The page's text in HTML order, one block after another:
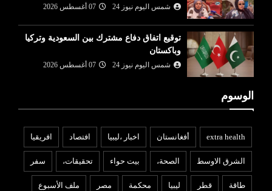
شمس اليوم نيوز 24 07 أغسطس 2026
توقيع اتفاق دفاع مشترك بين السعودية وتركيا
وباكستان
شمس اليوم نيوز 24 07 أغسطس 2026
الوسوم
extra health أفغانستان اخبار ،ليبيا افتصاد افريقيا
الشرق الاوسط الصحة، بيت حواء تحقيقات، سفر
طاقة قطر ليبيا محكمة مصر ملف الأسبوع